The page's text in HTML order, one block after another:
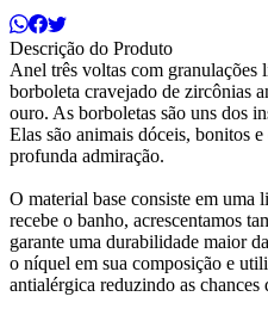
Descrição do Produto
Anel três voltas com granulações
borboleta cravejado de zircônias
ouro. As borboletas são uns dos
Elas são animais dóceis, bonitos
profunda admiração.
O material base consiste em uma
recebe o banho, acrescentamos
garante uma durabilidade maior
o níquel em sua composição e
antialérgica reduzindo as chances